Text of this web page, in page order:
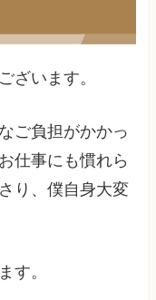
ざいます。
ご負担がかかっ
仕事にも慣れら
り、僕自身大変
す。